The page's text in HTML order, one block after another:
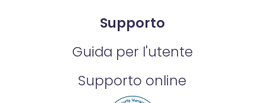
Supporto
Guida per l'utente
Supporto online